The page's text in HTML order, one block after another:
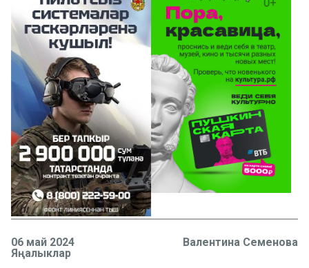
06 май 2024
Яңалыклар
Валентина Семенова